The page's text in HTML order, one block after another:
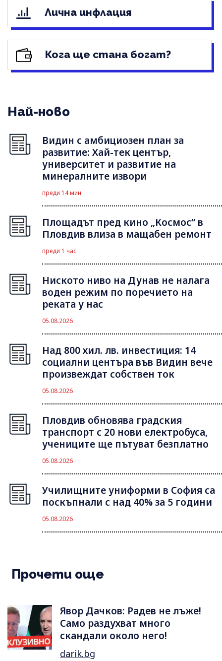
Лична инфлация
Кога ще стана богат?
Най-ново
Видин с амбициозен план за
развитие: Хай-тек център,
университет и развитие на
минералните извори
преди 14 мин
Площадът пред кино „Космос“ в
Пловдив влиза в мащабен ремонт
преди 1 час
Ниското ниво на Дунав не налага
воден режим по поречието на
реката у нас
05.08.2026
Над 800 хил. лв. инвестиция: 14
социални центъра във Видин вече
произвеждат собствен ток
05.08.2026
Пловдив обновява градския
транспорт с 20 нови електробуса,
учениците ще пътуват безплатно
05.08.2026
Училищните униформи в София са
поскъпнали с над 40% за 5 години
05.08.2026
Прочети още
Явор Дачков: Радев не лъже!
Само раздухват много
скандали около него!
darik.bg